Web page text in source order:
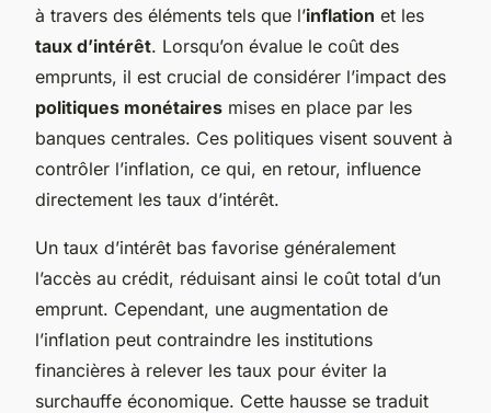
à travers des éléments tels que l’inflation et les
taux d’intérêt. Lorsqu’on évalue le coût des
emprunts, il est crucial de considérer l’impact des
politiques monétaires mises en place par les
banques centrales. Ces politiques visent souvent à
contrôler l’inflation, ce qui, en retour, influence
directement les taux d’intérêt.
Un taux d’intérêt bas favorise généralement
l’accès au crédit, réduisant ainsi le coût total d’un
emprunt. Cependant, une augmentation de
l’inflation peut contraindre les institutions
financières à relever les taux pour éviter la
surchauffe économique. Cette hausse se traduit